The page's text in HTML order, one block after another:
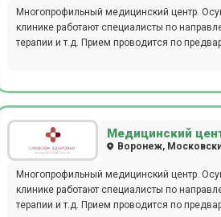
Многопрофильный медицинский центр.
клинике работают специалисты по
терапии и т.д. Прием проводится по
Медицинский
Воронеж,
Многопрофильный медицинский центр.
клинике работают специалисты по
терапии и т.д. Прием проводится по